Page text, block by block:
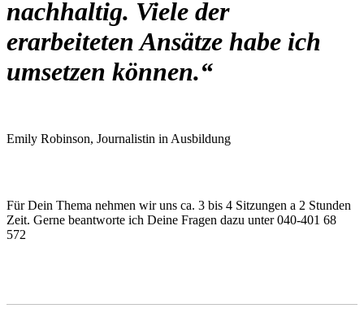
nachhaltig. Viele der
erarbeiteten Ansätze habe ich
umsetzen können.“
Emily Robinson, Journalistin in Ausbildung
Für Dein Thema nehmen wir uns ca. 3 bis 4 Sitzungen a 2 Stunden
Zeit. Gerne beantworte ich Deine Fragen dazu unter 040-401 68
572